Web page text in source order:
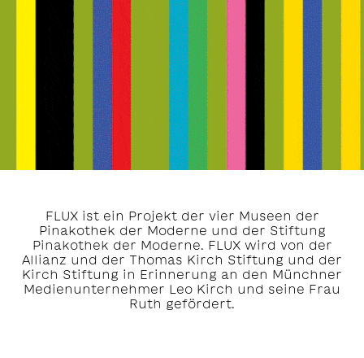
FLUX ist ein Projekt der vier Museen der
Pinakothek der Moderne und der Stiftung
Pinakothek der Moderne. FLUX wird von der
Allianz und der Thomas Kirch Stiftung und der
Kirch Stiftung in Erinnerung an den Münchner
Medienunternehmer Leo Kirch und seine Frau
Ruth gefördert.